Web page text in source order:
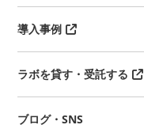
導入事例
ラボを貸す・受託する
ブログ・SNS